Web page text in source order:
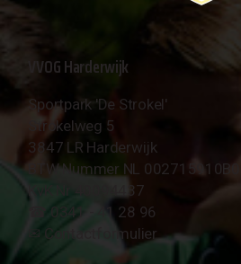
VVOG Harderwijk
Sportpark 'De Strokel'
Strokelweg 5
3847 LR Harderwijk
BTW Nummer NL 002715910B01
KvK Nr 40094437
☎︎ 0341 - 41 28 96
✉︎ Contactformulier